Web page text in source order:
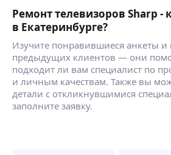
Ремонт телевизоров Sharp -
в Екатеринбурге?
Изучите понравившиеся анкеты и
предыдущих клиентов — они
подходит ли вам специалист по
и личным качествам. Также вы
детали с откликнувшимися
заполните заявку.